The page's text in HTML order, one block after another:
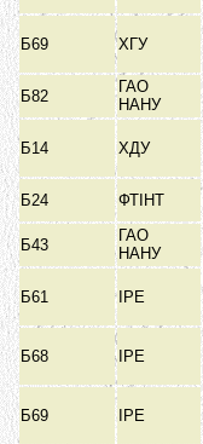
Б69 ХГУ
Б82
ГАО
НАНУ
Б14 ХДУ
Б24
ФТІНТ
Б43
ГАО
НАНУ
Б61 ІРЕ
Б68 ІРЕ
Б69 ІРЕ